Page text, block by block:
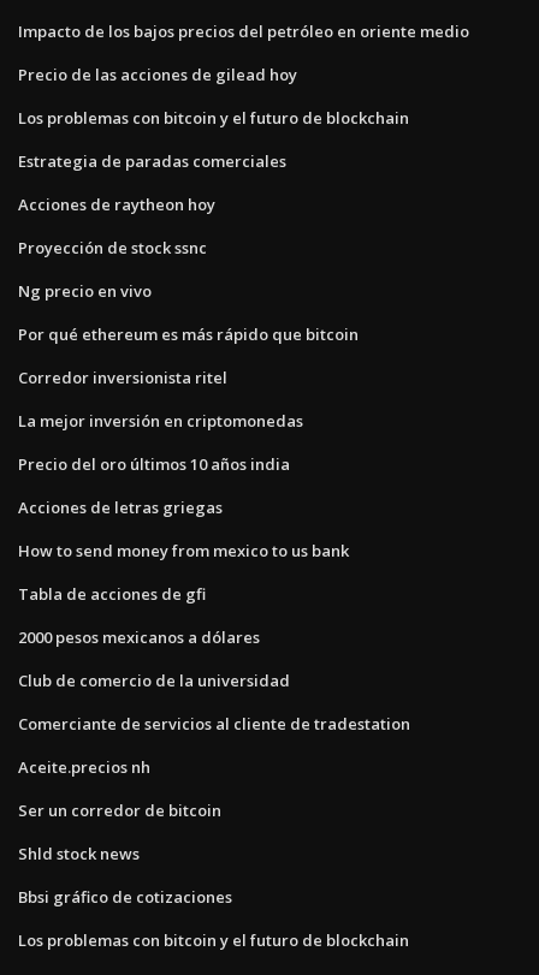
Impacto de los bajos precios del petróleo en oriente medio
Precio de las acciones de gilead hoy
Los problemas con bitcoin y el futuro de blockchain
Estrategia de paradas comerciales
Acciones de raytheon hoy
Proyección de stock ssnc
Ng precio en vivo
Por qué ethereum es más rápido que bitcoin
Corredor inversionista ritel
La mejor inversión en criptomonedas
Precio del oro últimos 10 años india
Acciones de letras griegas
How to send money from mexico to us bank
Tabla de acciones de gfi
2000 pesos mexicanos a dólares
Club de comercio de la universidad
Comerciante de servicios al cliente de tradestation
Aceite.precios nh
Ser un corredor de bitcoin
Shld stock news
Bbsi gráfico de cotizaciones
Los problemas con bitcoin y el futuro de blockchain